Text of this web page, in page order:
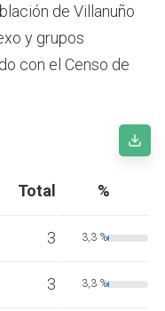
de Villanuño
y grupos
con el Censo de
Total %
3 3,3 %
3 3,3 %